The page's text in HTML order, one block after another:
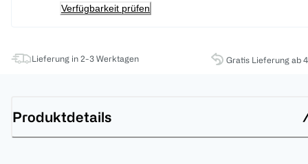
Verfügbarkeit prüfen
Lieferung in 2-3 Werktagen Gratis Lieferung ab
Produktdetails